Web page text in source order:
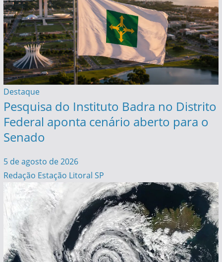
Destaque
Pesquisa do Instituto Badra no Distrito
Federal aponta cenário aberto para o
Senado
5 de agosto de 2026
Redação Estação Litoral SP